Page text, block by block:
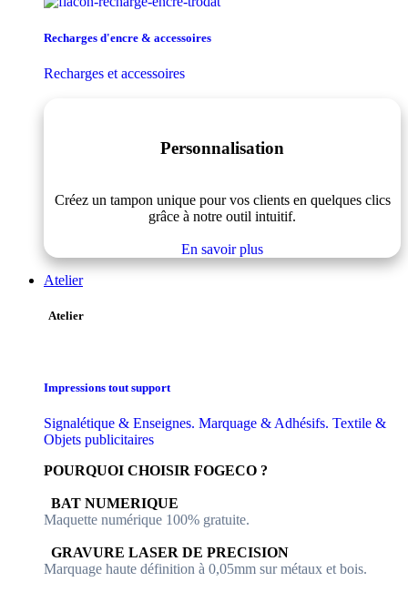
Recharges d'encre & accessoires
Recharges et accessoires
Personnalisation
Créez un tampon unique pour vos clients en quelques clics
grâce à notre outil intuitif.
En savoir plus
Atelier
Atelier
Impressions tout support
Signalétique & Enseignes. Marquage & Adhésifs. Textile &
Objets publicitaires
POURQUOI CHOISIR FOGECO ?
​​ BAT NUMERIQUE
Maquette numérique 100% ​gratuite.
​GRAVURE LASER DE PRECISION
Marquage haute définition à 0,05mm sur métaux et bois.